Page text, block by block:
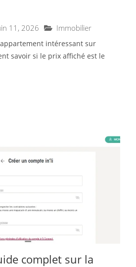
11, 2026 Immobilier
intéressant sur
savoir si le prix affiché est le
complet sur la